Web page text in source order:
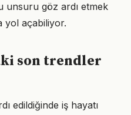
unsuru göz ardı etmek
yol açabiliyor.
son trendler
edildiğinde iş hayatı